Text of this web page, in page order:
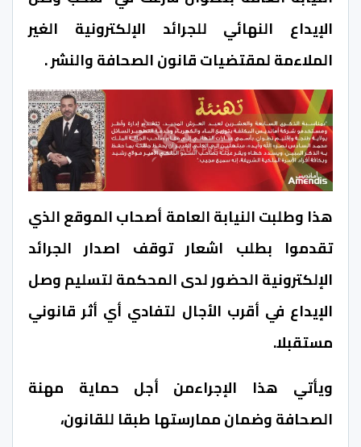
الإيداع النهائي للجرائد الإلكترونية الغير
الملاءمة لمقتضيات قانون الصحافة والنشر .
هذا وطلبت النيابة العامة أصحاب الموقع الذي
تقدموا بطلب اشعار توقف اصدار الجرائد
الإلكترونية الحضور لدى المحكمة لتسليم وصل
الإيداع في أقرب الأجال لتفادي أي أثر قانوني
مستقبلا.
ويأتي هذا الإجراءمن أجل حماية مهنة
الصحافة وضمان ممارستها طبقا للقانون،